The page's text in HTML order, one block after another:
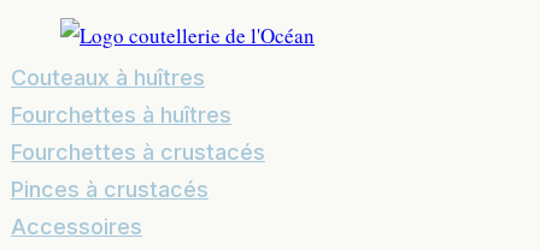
Couteaux à huîtres
Fourchettes à huîtres
Fourchettes à crustacés
Pinces à crustacés
Accessoires